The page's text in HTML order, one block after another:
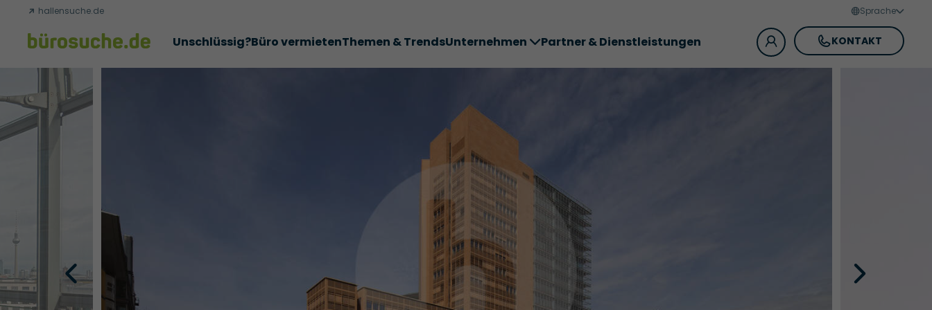
hallensuche.de Sprache
KONTAKT
Unschlüssig?Büro vermietenThemen & TrendsUnternehmen
Erfolgsgeschichten
Partner & Dienstleistungen